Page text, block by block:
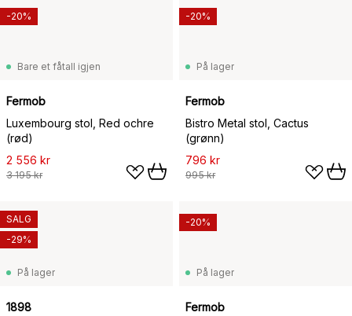
Bare et fåtall igjen
Fermob
Luxembourg stol, Red ochre
(rød)
2 556 kr
3 195 kr
-20%
På lager
Fermob
Bistro Metal stol, Cactus
(grønn)
796 kr
995 kr
-20%
På lager
1898
SALG
-29%
På lager
Fermob
-20%